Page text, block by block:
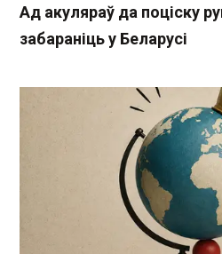
Ад акуляраў да поціску
забараніць у Беларусі